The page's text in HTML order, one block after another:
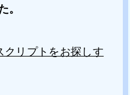
。
クリプトをお探しす